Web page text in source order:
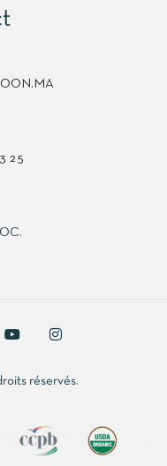
25
réservés.